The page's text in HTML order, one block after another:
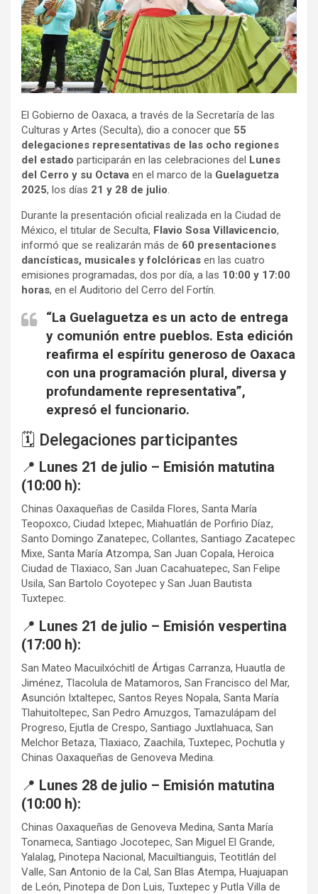
El Gobierno de Oaxaca, a través de la Secretaría de las
Culturas y Artes (Seculta), dio a conocer que 55
delegaciones representativas de las ocho regiones
del estado participarán en las celebraciones del Lunes
del Cerro y su Octava en el marco de la Guelaguetza
2025, los días 21 y 28 de julio
Durante la presentación oficial realizada en la Ciudad de
México, el titular de Seculta, Flavio Sosa Villavicencio,
informó que se realizarán más de 60 presentaciones
dancísticas, musicales y folclóricas en las cuatro
emisiones programadas, dos por día, a las 10:00 y 17:00
horas, en el Auditorio del Cerro del Fortín.
“La Guelaguetza es un acto de entrega
y comunión entre pueblos. Esta edición
reafirma el espíritu generoso de Oaxaca
con una programación plural, diversa y
profundamente representativa”,
expresó el funcionario.
🗓️ Delegaciones participantes
📍 Lunes 21 de julio – Emisión matutina
(10:00 h):
Chinas Oaxaqueñas de Casilda Flores, Santa María
Teopoxco, Ciudad Ixtepec, Miahuatlán de Porfirio Díaz,
Santo Domingo Zanatepec, Collantes, Santiago Zacatepec
Mixe, Santa María Atzompa, San Juan Copala, Heroica
Ciudad de Tlaxiaco, San Juan Cacahuatepec, San Felipe
Usila, San Bartolo Coyotepec y San Juan Bautista
Tuxtepec.
📍 Lunes 21 de julio – Emisión vespertina
(17:00 h):
San Mateo Macuilxóchitl de Ártigas Carranza, Huautla de
Jiménez, Tlacolula de Matamoros, San Francisco del Mar,
Asunción Ixtaltepec, Santos Reyes Nopala, Santa María
Tlahuitoltepec, San Pedro Amuzgos, Tamazulápam del
Progreso, Ejutla de Crespo, Santiago Juxtlahuaca, San
Melchor Betaza, Tlaxiaco, Zaachila, Tuxtepec, Pochutla y
Chinas Oaxaqueñas de Genoveva Medina.
📍 Lunes 28 de julio – Emisión matutina
(10:00 h):
Chinas Oaxaqueñas de Genoveva Medina, Santa María
Tonameca, Santiago Jocotepec, San Miguel El Grande,
Yalalag, Pinotepa Nacional, Macuiltianguis, Teotitlán del
Valle, San Antonio de la Cal, San Blas Atempa, Huajuapan
de León, Pinotepa de Don Luis, Tuxtepec y Putla Villa de